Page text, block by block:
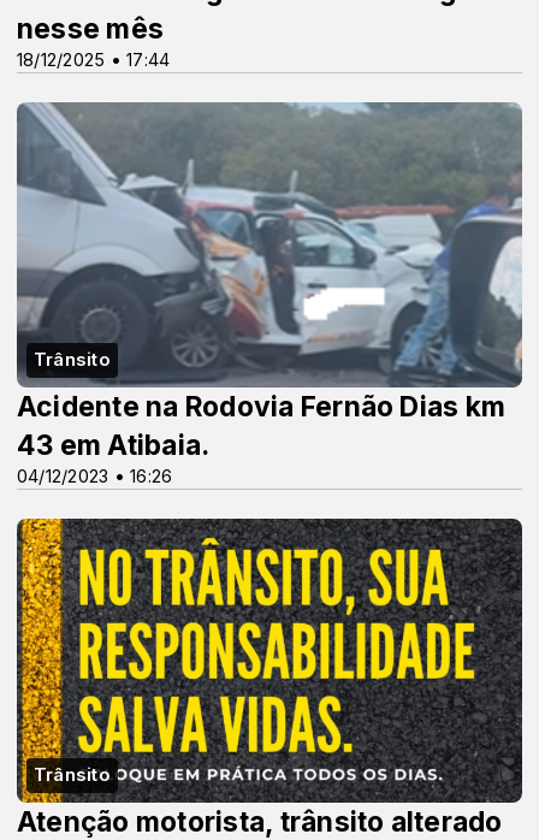
18/12/2025 • 17:44
nesse mês
Trânsito
04/12/2023 • 16:26
Acidente na Rodovia Fernão Dias km
43 em Atibaia.
Trânsito
Atenção motorista, trânsito alterado